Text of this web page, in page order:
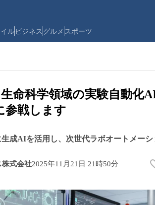
ルビジネス グルメ スポーツ
命科学領域の実験自動化
参戦します
成AIを活用し、次世代ラボオートメーシ
株式会社2025年11月21日 21時50分